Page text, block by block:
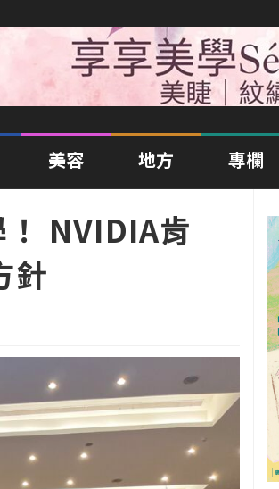
美容 地方 專欄
NVIDIA肯
針